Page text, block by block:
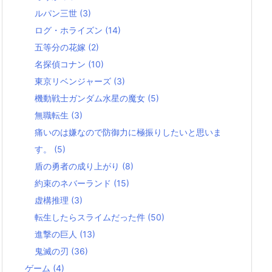
ルパン三世 (3)
ログ・ホライズン (14)
五等分の花嫁 (2)
名探偵コナン (10)
東京リベンジャーズ (3)
機動戦士ガンダム水星の魔女 (5)
無職転生 (3)
痛いのは嫌なので防御力に極振りしたいと思いま
す。 (5)
盾の勇者の成り上がり (8)
約束のネバーランド (15)
虚構推理 (3)
転生したらスライムだった件 (50)
進撃の巨人 (13)
鬼滅の刃 (36)
ゲーム (4)